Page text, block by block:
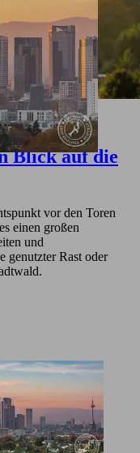
Blick auf die
vor den Toren
einen großen
und
genutzter Rast oder